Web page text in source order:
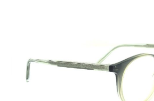
Menge